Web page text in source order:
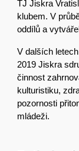
TJ Jiskra
klubem. V
oddílů a
V dalších
2019 Jiskra
činnost
kulturistiku,
pozornosti
mládeži.